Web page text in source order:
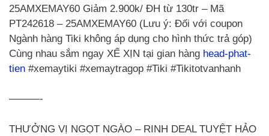
25AMXEMAY60 Giảm 2.900k/ ĐH từ 130tr – Mã
PT242618 – 25AMXEMAY60 (Lưu ý: Đối với coupon
Ngành hàng Tiki không áp dụng cho hình thức trả góp)
Cùng nhau sắm ngay XẾ XỊN tại gian hàng head-phat-
tien #xemaytiki #xemaytragop #Tiki #Tikitotvanhanh
———-
THƯỞNG VỊ NGỌT NGÀO – RINH DEAL TUYỆT HẢO